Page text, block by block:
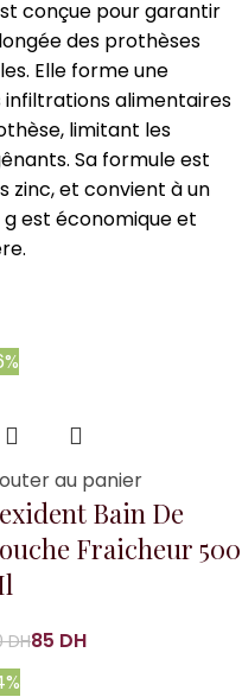
conçue pour garantir
des prothèses
Elle forme une
alimentaires
limitant les
Sa formule est
zinc, et convient à un
est économique et
au panier
Bain De
Fraicheur 500
DH85 DH